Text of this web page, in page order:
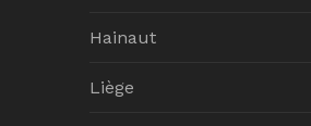
Hainaut
Liège